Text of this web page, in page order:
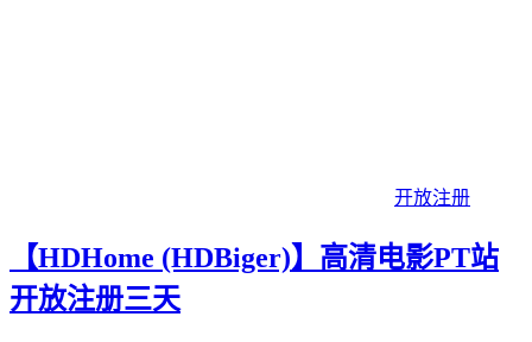
开放注册
【HDHome (HDBiger)】高清电影PT站
开放注册三天